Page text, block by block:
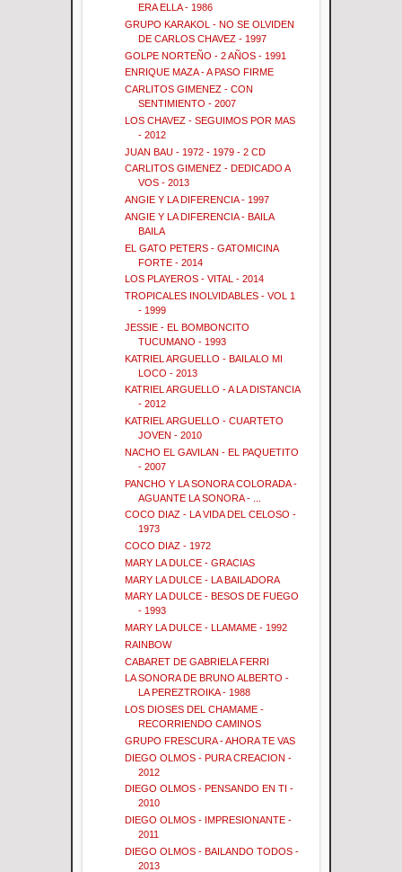
ERA ELLA - 1986
GRUPO KARAKOL - NO SE OLVIDEN
DE CARLOS CHAVEZ - 1997
GOLPE NORTEÑO - 2 AÑOS - 1991
ENRIQUE MAZA - A PASO FIRME
CARLITOS GIMENEZ - CON
SENTIMIENTO - 2007
LOS CHAVEZ - SEGUIMOS POR MAS
- 2012
JUAN BAU - 1972 - 1979 - 2 CD
CARLITOS GIMENEZ - DEDICADO A
VOS - 2013
ANGIE Y LA DIFERENCIA - 1997
ANGIE Y LA DIFERENCIA - BAILA
BAILA
EL GATO PETERS - GATOMICINA
FORTE - 2014
LOS PLAYEROS - VITAL - 2014
TROPICALES INOLVIDABLES - VOL 1
- 1999
JESSIE - EL BOMBONCITO
TUCUMANO - 1993
KATRIEL ARGUELLO - BAILALO MI
LOCO - 2013
KATRIEL ARGUELLO - A LA DISTANCIA
- 2012
KATRIEL ARGUELLO - CUARTETO
JOVEN - 2010
NACHO EL GAVILAN - EL PAQUETITO
- 2007
PANCHO Y LA SONORA COLORADA -
AGUANTE LA SONORA - ...
COCO DIAZ - LA VIDA DEL CELOSO -
1973
COCO DIAZ - 1972
MARY LA DULCE - GRACIAS
MARY LA DULCE - LA BAILADORA
MARY LA DULCE - BESOS DE FUEGO
- 1993
MARY LA DULCE - LLAMAME - 1992
RAINBOW
CABARET DE GABRIELA FERRI
LA SONORA DE BRUNO ALBERTO -
LA PEREZTROIKA - 1988
LOS DIOSES DEL CHAMAME -
RECORRIENDO CAMINOS
GRUPO FRESCURA - AHORA TE VAS
DIEGO OLMOS - PURA CREACION -
2012
DIEGO OLMOS - PENSANDO EN TI -
2010
DIEGO OLMOS - IMPRESIONANTE -
2011
DIEGO OLMOS - BAILANDO TODOS -
2013